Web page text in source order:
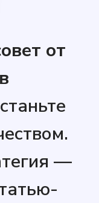
от
—